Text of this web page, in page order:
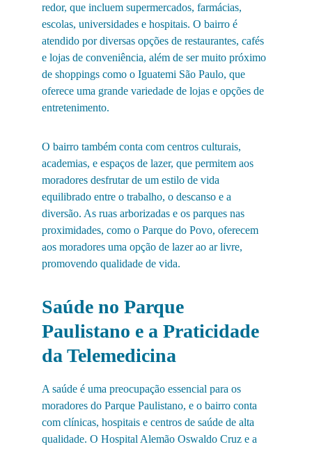
redor, que incluem supermercados, farmácias,
escolas, universidades e hospitais. O bairro é
atendido por diversas opções de restaurantes, cafés
e lojas de conveniência, além de ser muito próximo
de shoppings como o Iguatemi São Paulo, que
oferece uma grande variedade de lojas e opções de
entretenimento.
O bairro também conta com centros culturais,
academias, e espaços de lazer, que permitem aos
moradores desfrutar de um estilo de vida
equilibrado entre o trabalho, o descanso e a
diversão. As ruas arborizadas e os parques nas
proximidades, como o Parque do Povo, oferecem
aos moradores uma opção de lazer ao ar livre,
promovendo qualidade de vida.
Saúde no Parque
Paulistano e a Praticidade
da Telemedicina
A saúde é uma preocupação essencial para os
moradores do Parque Paulistano, e o bairro conta
com clínicas, hospitais e centros de saúde de alta
qualidade. O Hospital Alemão Oswaldo Cruz e a